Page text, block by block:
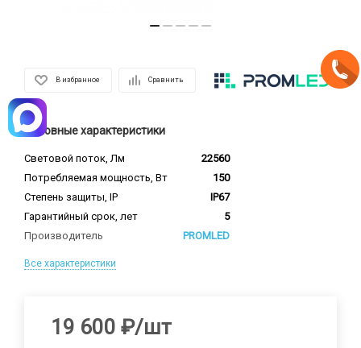
В избранное Сравнить
Основные характеристики
Световой поток, Лм
22560
Потребляемая мощность, Вт
150
Степень защиты, IP
IP67
Гарантийный срок, лет
5
Производитель
PROMLED
Все характеристики
19 600 ₽/шт